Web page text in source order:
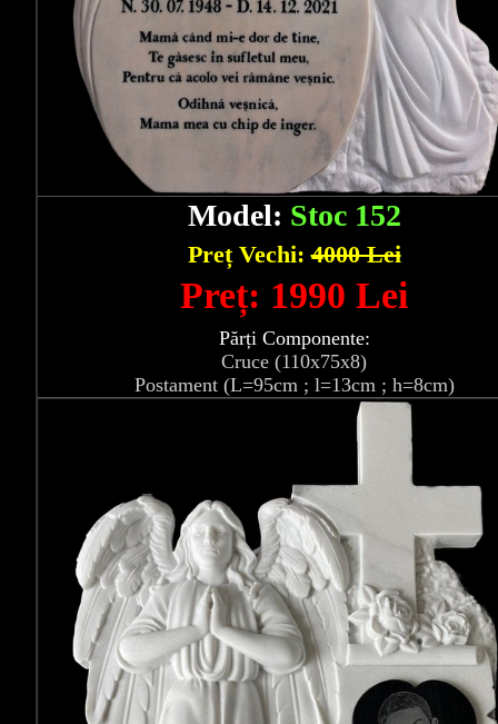
Model: Stoc 152
Preț Vechi:4000 Lei
Preț: 1990 Lei
Părți Componente:
Cruce (110x75x8)
Postament (L=95cm ; l=13cm ; h=8cm)